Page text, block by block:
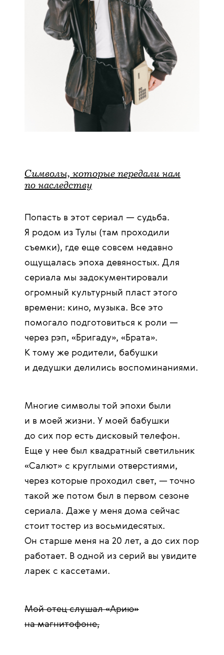
Символы, которые передали нам
по наследству
Попасть в этот сериал — судьба.
Я родом из Тулы (там проходили
съемки), где еще совсем недавно
ощущалась эпоха девяностых. Для
сериала мы задокументировали
огромный культурный пласт этого
времени: кино, музыка. Все это
помогало подготовиться к роли —
через рэп, «‎Бригаду», «‎Брата».
К тому же родители, бабушки
и дедушки делились воспоминаниями.
Многие символы той эпохи были
и в моей жизни. У моей бабушки
до сих пор есть дисковый телефон.
Еще у нее был квадратный светильник
«Салют» с круглыми отверстиями,
через которые проходил свет, — точно
такой же потом был в первом сезоне
сериала. Даже у меня дома сейчас
стоит тостер из восьмидесятых.
Он старше меня на 20 лет, а до сих пор
работает. В одной из серий вы увидите
ларек с кассетами.
Мой отец слушал «Арию»
на магнитофоне,